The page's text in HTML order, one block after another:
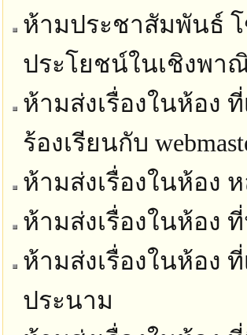
ห้ามประชาสัมพันธ์
ประโยชน์ในเชิงพา
ห้ามส่งเรื่องในห้อง
ร้องเรียนกับ
ห้ามส่งเรื่องในห้อง
ห้ามส่งเรื่องในห้อง
ห้ามส่งเรื่องในห้อง
ประนาม